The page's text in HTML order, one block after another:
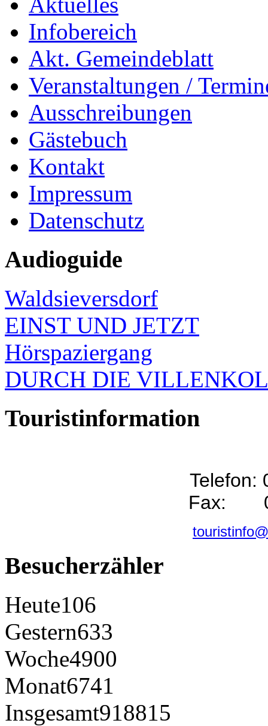
Infobereich
Akt. Gemeindeblatt
Veranstaltungen /
Ausschreibungen
Gästebuch
Kontakt
Impressum
Datenschutz
Audioguide
Waldsieversdorf
EINST UND JETZT
Hörspaziergang
DURCH DIE
Touristinformation
Telefon:
Fax:
Besucherzähler
Heute106
Gestern633
Woche4900
Monat6741
Insgesamt918815